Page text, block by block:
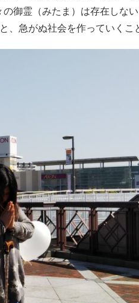
御霊（みたま）は存在しな
急がぬ社会を作っていくこ